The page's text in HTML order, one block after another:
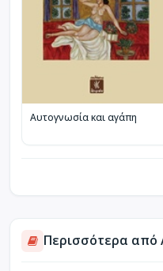
Αυτογνωσία και αγάπη
Περισσότερα από